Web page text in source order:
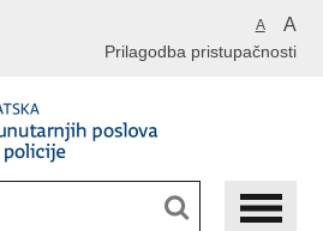
A A
Prilagodba pristupačnosti